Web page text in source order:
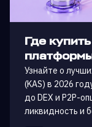
Где
Узнайте о
(KAS) в 2026
до DEX и P2P-
ликвидность и